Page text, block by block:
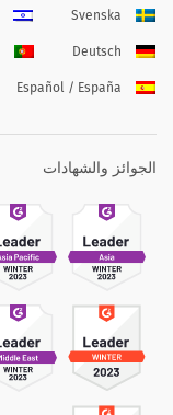
Svenska
Deutsch
Español / España
الجوائز والشهادات